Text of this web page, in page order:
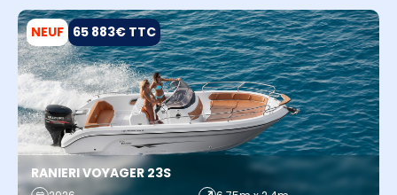
NEUF 65 883€ TTC
RANIERI VOYAGER 23S